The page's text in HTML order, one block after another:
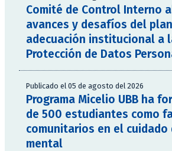
Comité de Control Interno
avances y desafíos del
adecuación institucional a
Protección de Datos
Publicado el 05 de agosto del 2026
Programa Micelio UBB ha
de 500 estudiantes como
comunitarios en el cuidado
mental